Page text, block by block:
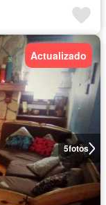
5fotos
Actualizado